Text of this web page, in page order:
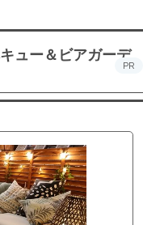
ュー＆ビアガーデ
PR